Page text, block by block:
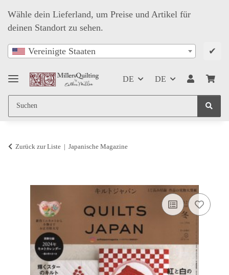
Wähle dein Lieferland, um Preise und Artikel für
deinen Standort zu sehen.
Vereinigte Staaten ✔
DE DE
Zurück zur Liste Japanische Magazine